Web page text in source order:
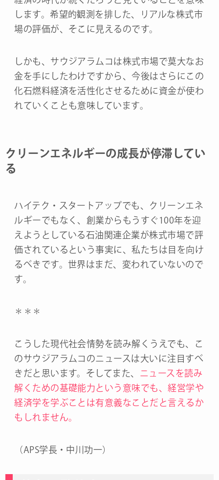
します。希望的観測を排した、リアルな株式市
場の評価が、そこに見えるのです。
しかも、サウジアラムコは株式市場で莫大なお
金を手にしたわけですから、今後はさらにこの
化石燃料経済を活性化させるために資金が使わ
れていくことも意味しています。
クリーンエネルギーの成長が停滞してい
る
ハイテク・スタートアップでも、クリーンエネ
ルギーでもなく、創業からもうすぐ100年を迎
えようとしている石油関連企業が株式市場で評
価されているという事実に、私たちは目を向け
るべきです。世界はまだ、変われていないので
す。
＊＊＊
こうした現代社会情勢を読み解くうえでも、こ
のサウジアラムコのニュースは大いに注目すべ
きだと思います。そしてまた、
ニュースを読み
解くための基礎能力という意味でも、経営学や
経済学を学ぶことは有意義なことだと言えるか
もしれません。
（APS学長・中川功一）